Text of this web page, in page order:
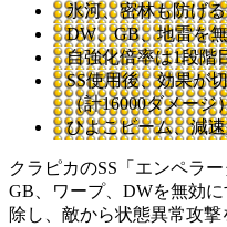
氷河、密林も防げる
DW、GB、地雷を
自強化倍率は1段階
SS使用後、効果が
（計16000ダメージ
ひよこビーム、減
クラピカのSS「エンペラ
GB、ワープ、DWを無効
除し、敵から状態異常攻